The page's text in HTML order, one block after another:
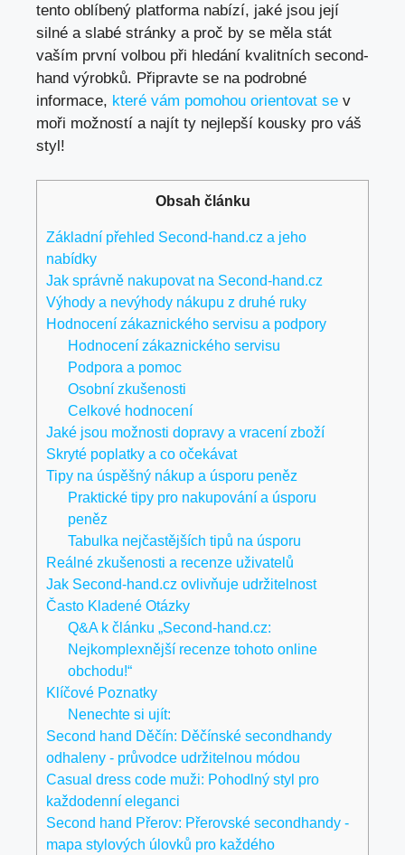
tento oblíbený platforma nabízí, jaké jsou její
silné a slabé stránky a proč by se měla stát
vaším první volbou při hledání kvalitních second-
hand výrobků. Připravte se na podrobné
informace, které vám pomohou orientovat se v
moři možností a najít ty nejlepší kousky pro váš
styl!
Obsah článku
Základní přehled Second-hand.cz a jeho
nabídky
Jak správně nakupovat na Second-hand.cz
Výhody a nevýhody nákupu z druhé ruky
Hodnocení zákaznického servisu a podpory
Hodnocení zákaznického servisu
Podpora a pomoc
Osobní zkušenosti
Celkové hodnocení
Jaké jsou možnosti dopravy a vracení zboží
Skryté poplatky a co očekávat
Tipy na úspěšný nákup a úsporu peněz
Praktické tipy pro nakupování a úsporu
peněz
Tabulka nejčastějších tipů na úsporu
Reálné zkušenosti a recenze uživatelů
Jak Second-hand.cz ovlivňuje udržitelnost
Často Kladené Otázky
Q&A k článku „Second-hand.cz:
Nejkomplexnější recenze tohoto online
obchodu!“
Klíčové Poznatky
Nenechte si ujít:
Second hand Děčín: Děčínské secondhandy
odhaleny - průvodce udržitelnou módou
Casual dress code muži: Pohodlný styl pro
každodenní eleganci
Second hand Přerov: Přerovské secondhandy -
mapa stylových úlovků pro každého